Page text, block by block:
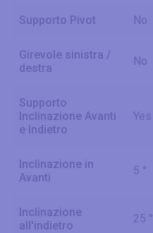
Supporto Pivot No
Girevole sinistra /
destra
No
Supporto
Inclinazione Avanti
e Indietro
Yes
Inclinazione in
Avanti
5 °
Inclinazione
all'indietro
25 °